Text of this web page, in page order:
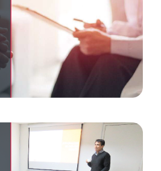
niños, jóvenes y adultos
Psicodiagnóstico
Psicoterapia
Orientación vocacional
Profesional